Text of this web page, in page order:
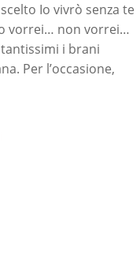
Io vivrò senza te
vorrei… non vorrei…
i brani
Per l’occasione,